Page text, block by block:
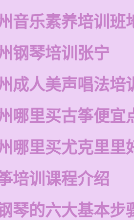
音乐素养培训班
钢琴培训张宁
成人美声唱法培
哪里买古筝便宜
哪里买尤克里里
培训课程介绍
琴的六大基本步